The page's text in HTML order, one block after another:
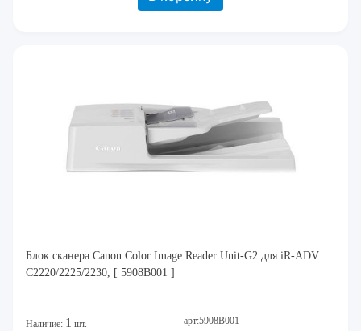
Блок сканера Canon Color Image Reader Unit-G2 для iR-ADV
C2220/2225/2230, [ 5908B001 ]
Наличие: 1 шт. арт:5908B001